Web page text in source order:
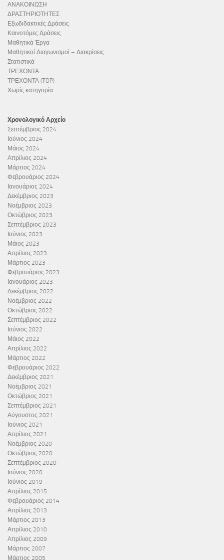
ΑΝΑΚΟΙΝΩΣΗ
ΔΡΑΣΤΗΡΙΟΤΗΤΕΣ
Εξωδιδακτικές Δράσεις
Καινοτόμες Δράσεις
Μαθητικά Έργα
Μαθητικοί Διαγωνισμοί – Διακρίσεις
Στατιστικά
ΤΡΕΧΟΝΤΑ
ΤΡΕΧΟΝΤΑ (ΤOP)
Χωρίς κατηγορία
Χρονολογικό Αρχείο
Σεπτέμβριος 2024
Ιούνιος 2024
Μάιος 2024
Απρίλιος 2024
Μάρτιος 2024
Φεβρουάριος 2024
Ιανουάριος 2024
Δεκέμβριος 2023
Νοέμβριος 2023
Οκτώβριος 2023
Σεπτέμβριος 2023
Ιούνιος 2023
Μάιος 2023
Απρίλιος 2023
Μάρτιος 2023
Φεβρουάριος 2023
Ιανουάριος 2023
Δεκέμβριος 2022
Νοέμβριος 2022
Οκτώβριος 2022
Σεπτέμβριος 2022
Ιούνιος 2022
Μάιος 2022
Απρίλιος 2022
Μάρτιος 2022
Φεβρουάριος 2022
Δεκέμβριος 2021
Νοέμβριος 2021
Οκτώβριος 2021
Σεπτέμβριος 2021
Αύγουστος 2021
Ιούνιος 2021
Απρίλιος 2021
Νοέμβριος 2020
Οκτώβριος 2020
Σεπτέμβριος 2020
Ιούνιος 2020
Ιούνιος 2019
Απρίλιος 2015
Φεβρουάριος 2014
Απρίλιος 2013
Μάρτιος 2013
Απρίλιος 2010
Απρίλιος 2009
Μάρτιος 2007
Μάρτιος 2005